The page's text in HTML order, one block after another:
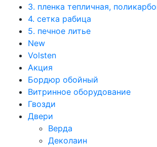
3. пленка тепличная,
4. сетка рабица
5. печное литье
New
Volsten
Акция
Бордюр обойный
Витринное оборудование
Гвозди
Двери
Верда
Деколаин